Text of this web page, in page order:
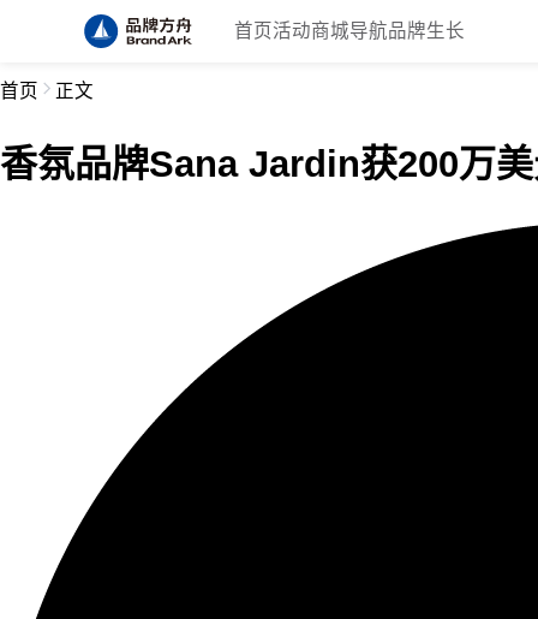
首页 活动商城导航品牌生长
首页 正文
香氛品牌Sana Jardin获200万